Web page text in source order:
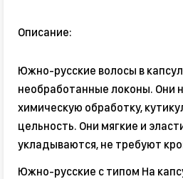
Описание:
Южно-русские волосы в
необработанные локоны. Они
химическую обработку,
цельность. Они мягкие и
укладываются, не требуют
Южно-русские с типом На